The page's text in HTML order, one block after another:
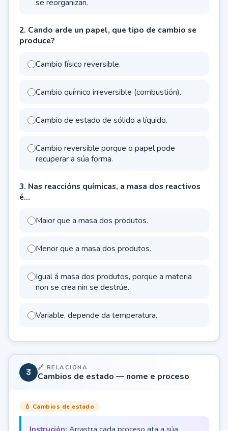
2. Cando arde un papel, que tipo de cambio se
produce?
Cambio físico reversible.
Cambio químico irreversible (combustión).
Cambio de estado de sólido a líquido.
Cambio reversible porque o papel pode
recuperar a súa forma.
3. Nas reaccións químicas, a masa dos reactivos
é…
Maior que a masa dos produtos.
Menor que a masa dos produtos.
Igual á masa dos produtos, porque a materia
non se crea nin se destrúe.
Variable, depende da temperatura.
3
🔗 RELACIONA
Cambios de estado — nome e proceso
💧 Cambios de estado
Instrución: Arrastra cada proceso ata a súa